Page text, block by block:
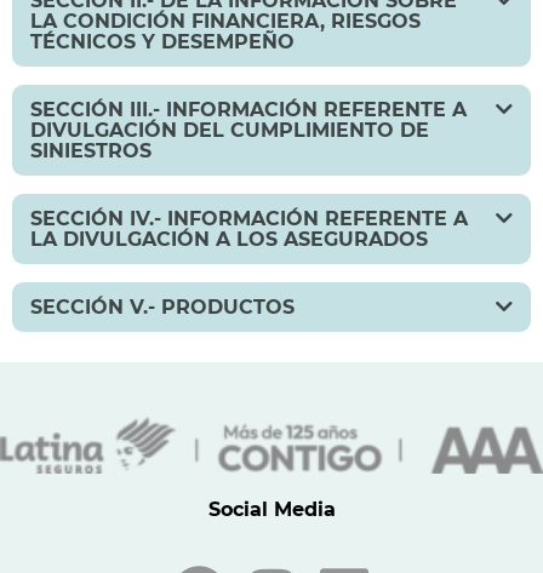
LA CONDICIÓN FINANCIERA, RIESGOS
TÉCNICOS Y DESEMPEÑO
SECCIÓN III.- INFORMACIÓN REFERENTE A
DIVULGACIÓN DEL CUMPLIMIENTO DE
SINIESTROS
SECCIÓN IV.- INFORMACIÓN REFERENTE A
LA DIVULGACIÓN A LOS ASEGURADOS
SECCIÓN V.- PRODUCTOS
Social Media